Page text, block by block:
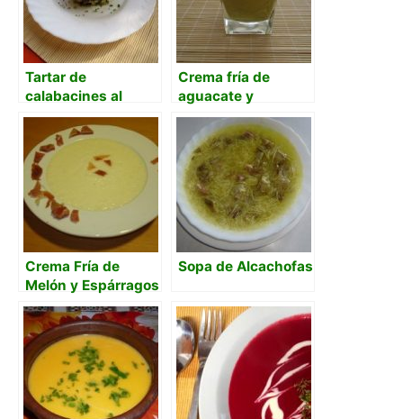
Tartar de
calabacines al
estilo mediterráneo
Crema fría de
aguacate y
germinados
Crema Fría de
Melón y Espárragos
Sopa de Alcachofas